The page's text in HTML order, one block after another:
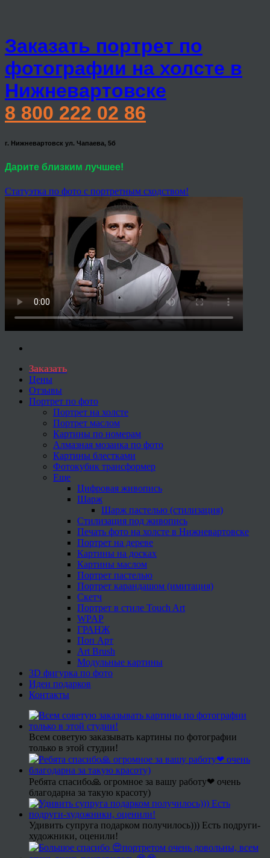
Заказать портрет по
фотографии на холсте в
Нижневартовске
8 800 222 02 86
г. Нижневартовск ул. Чапаева, 5б
Дарите близким лучшее!
Статуэтка по фото с портретным сходством!
Заказать
Цены
Отзывы
Портрет по фото
Портрет на холсте
Портрет маслом
Картины по номерам
Алмазная мозаика по фото
Картины блестками
Фотокубик трансформер
Еще
Цифровая живопись
Шарж
Шарж пастелью (стилизация)
Стилизация под живопись
Печать фото на холсте в Нижневартовске
Портрет на дереве
Картины на досках
Картины маслом
Портрет пастелью
Портрет карандашом (имитация)
Скетч
Портрет в стиле Touch Art
WPAP
ГРАНЖ
Поп Арт
Art Brush
Модульные картины
3D фигурка по фото
Идеи подарков
Контакты
Всем советую заказывать картины по фотографии
только в этой студии!
Ребята спасибо🙏 огромное за вашу работу❤ очень
благодарна за такую красоту)
Удивить супруга подарком получилось))) Есть подруги-
художники, оценили!